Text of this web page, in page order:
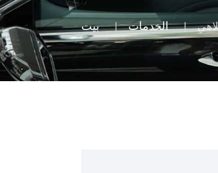
بيت الخدمات